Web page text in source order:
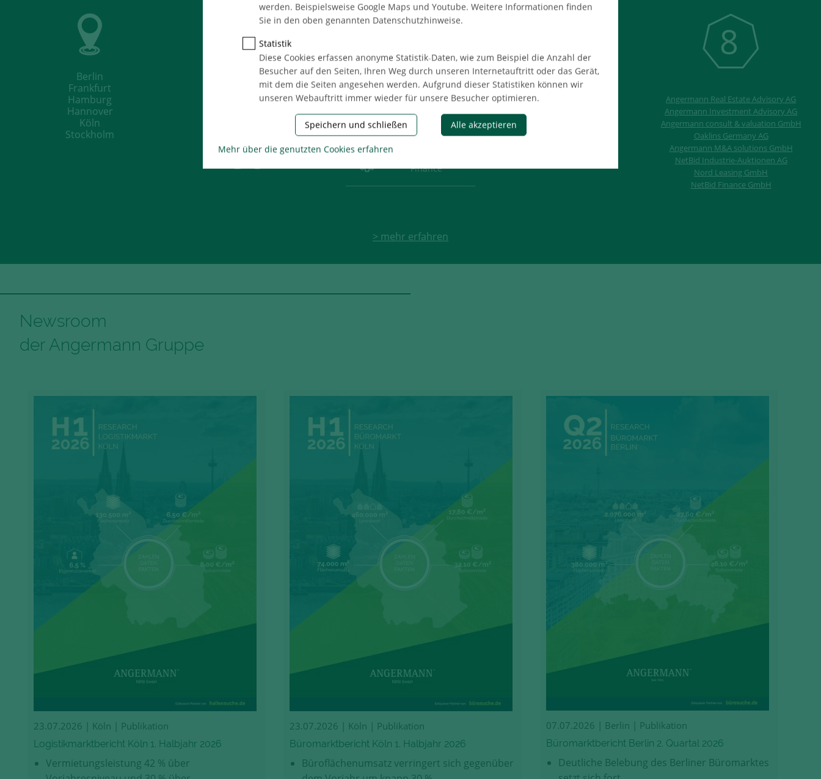
Berlin
Frankfurt
Hamburg
Hannover
Köln
Stockholm
42%
58%
Real Estate
Mergers &
Acquisitions
Finance
9
8
Angermann Real Estate Advisory AG
Angermann Investment Advisory AG
Angermann consult & valuation GmbH
Oaklins Germany AG
Angermann M&A solutions GmbH
NetBid Industrie-Auktionen AG
Nord Leasing GmbH
NetBid Finance GmbH
> mehr erfahren
Newsroom
der Angermann Gruppe
23.07.2026 | Köln | Publikation
Logistikmarktbericht Köln 1. Halbjahr 2026
Vermietungsleistung 42 % über
23.07.2026 | Köln | Publikation
Büromarktbericht Köln 1. Halbjahr 2026
Büroflächenumsatz verringert sich gegenüber
07.07.2026 | Berlin | Publikation
Büromarktbericht Berlin 2. Quartal 2026
Deutliche Belebung des Berliner Büromarktes
werden. Beispielsweise Google Maps und Youtube. Weitere Informationen finden
Sie in den oben genannten Datenschutzhinweise.
Statistik
Diese Cookies erfassen anonyme Statistik-Daten, wie zum Beispiel die Anzahl der
Besucher auf den Seiten, Ihren Weg durch unseren Internetauftritt oder das Gerät,
mit dem die Seiten angesehen werden. Aufgrund dieser Statistiken können wir
unseren Webauftritt immer wieder für unsere Besucher optimieren.
Speichern und schließen Alle akzeptieren
Mehr über die genutzten Cookies erfahren